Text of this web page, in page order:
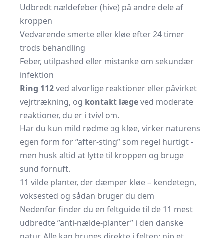
Udbredt nældefeber (hive) på andre dele af
kroppen
Vedvarende smerte eller kløe efter 24 timer
trods behandling
Feber, utilpashed eller mistanke om sekundær
infektion
Ring 112ved alvorlige reaktioner eller påvirket
vejrtrækning, og kontakt lægeved moderate
reaktioner, du er i tvivl om.
Har du kun mild rødme og kløe, virker naturens
egen form for “after-sting” som regel hurtigt -
men husk altid at lytte til kroppen og bruge
sund fornuft.
11 vilde planter, der dæmper kløe – kendetegn,
voksested og sådan bruger du dem
Nedenfor finder du en feltguide til de 11 mest
udbredte ”anti-nælde-planter” i den danske